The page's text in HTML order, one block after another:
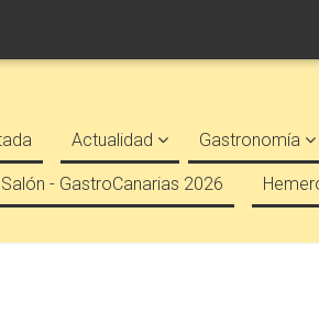
Actualidad Gastronomía
- GastroCanarias 2026